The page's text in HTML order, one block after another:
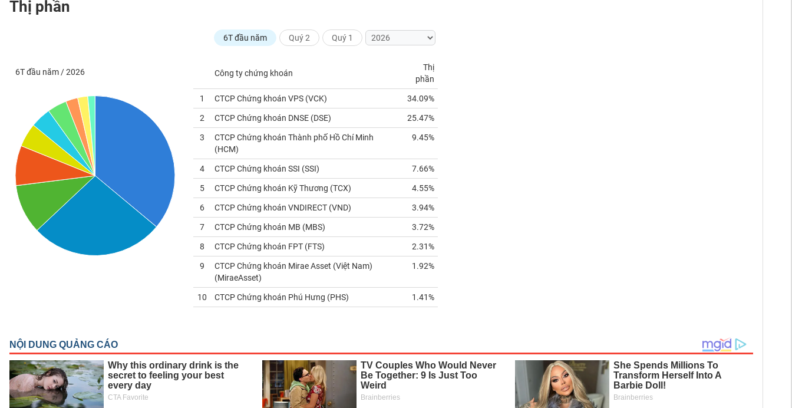
Thị phần
6T đầu năm Quý 2 Quý 1
6T đầu năm / 2026 Công ty chứng khoán
Thị
phần
1 CTCP Chứng khoán VPS (VCK) 34.09%
2 CTCP Chứng khoán DNSE (DSE) 25.47%
3
CTCP Chứng khoán Thành phố Hồ Chí Minh
(HCM)
9.45%
4 CTCP Chứng khoán SSI (SSI) 7.66%
5 CTCP Chứng khoán Kỹ Thương (TCX) 4.55%
6 CTCP Chứng khoán VNDIRECT (VND) 3.94%
7 CTCP Chứng khoán MB (MBS) 3.72%
8 CTCP Chứng khoán FPT (FTS) 2.31%
9
CTCP Chứng khoán Mirae Asset (Việt Nam)
(MiraeAsset)
1.92%
10 CTCP Chứng khoán Phú Hưng (PHS) 1.41%
ĐẦU
TƯ
XUẤT
LIỆU
NĂNG